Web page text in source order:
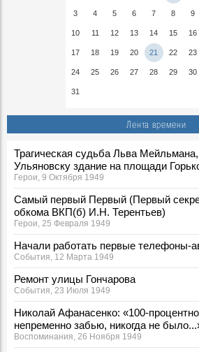
3 4 5 6 7 8 9
10 11 12 13 14 15 16
17 18 19 20 21 22 23
24 25 26 27 28 29 30
31
Лента времени
Трагическая судьба Льва
Ульяновску здание на площади
Герои, 9 Октября 1949
Самый первый Первый (Первый
обкома ВКП(б) И.Н. Терентьев)
Герои, 25 Февраля 1949
Начали работать первые телефоны-
События, 12 Марта 1949
Ремонт улицы Гончарова
События, 23 Июля 1949
Николай Афанасенко: «100-
непременно забью, никогда не
Воспоминания, 26 Ноября 1949